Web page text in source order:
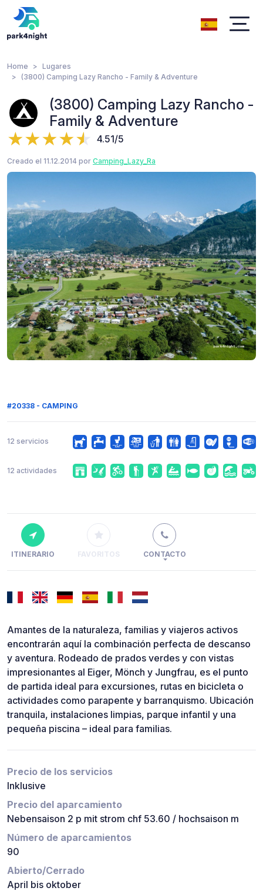
Home
Lugares
(3800) Camping Lazy Rancho - Family & Adventure
(3800) Camping Lazy Rancho -
Family & Adventure
4.51/5
Creado el 11.12.2014 por Camping_Lazy_Ra
#20338 - CAMPING
12 servicios
12 actividades
ITINERARIO FAVORITOS CONTACTO
Amantes de la naturaleza, familias y viajeros activos
encontrarán aquí la combinación perfecta de descanso
y aventura. Rodeado de prados verdes y con vistas
impresionantes al Eiger, Mönch y Jungfrau, es el punto
de partida ideal para excursiones, rutas en bicicleta o
actividades como parapente y barranquismo. Ubicación
tranquila, instalaciones limpias, parque infantil y una
pequeña piscina – ideal para familias.
Precio de los servicios
Inklusive
Precio del aparcamiento
Nebensaison 2 p mit strom chf 53.60 / hochsaison m
Número de aparcamientos
90
Abierto/Cerrado
April bis oktober